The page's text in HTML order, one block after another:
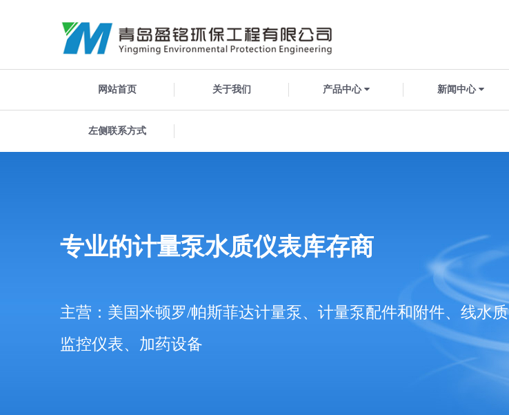
网站首页 关于我们 产品中心 新闻中心
左侧联系方式
专业的计量泵水质仪表库存商
主营：美国米顿罗/帕斯菲达计量泵、计量泵配件和附件、线水质
监控仪表、加药设备